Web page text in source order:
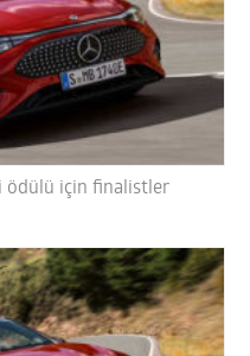
ödülü için finalistler